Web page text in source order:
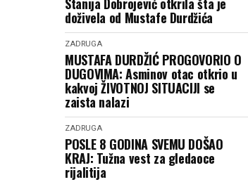
doživela od Mustafe Durdžića
ZADRUGA
MUSTAFA DURDŽIĆ PROGOVORIO O
DUGOVIMA: Asminov otac otkrio u
kakvoj ŽIVOTNOJ SITUACIJI se
zaista nalazi
ZADRUGA
POSLE 8 GODINA SVEMU DOŠAO
KRAJ: Tužna vest za gledaoce
rijalitija